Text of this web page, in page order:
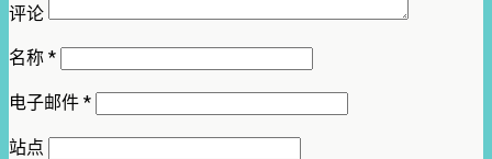
评论
名称 *
电子邮件 *
站点